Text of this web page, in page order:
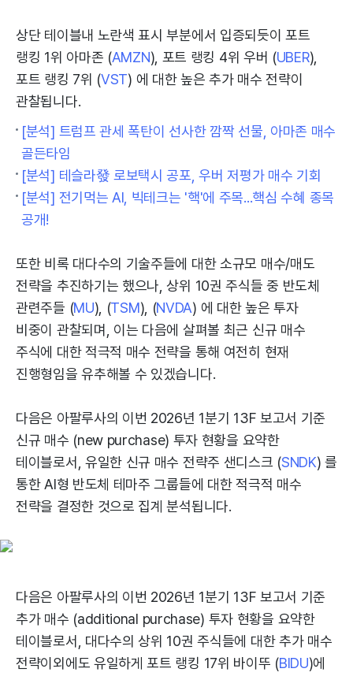
상단 테이블내 노란색 표시 부분에서 입증되듯이 포트
랭킹 1위 아마존 (AMZN), 포트 랭킹 4위 우버 (UBER),
포트 랭킹 7위 (VST) 에 대한 높은 추가 매수 전략이
관찰됩니다.
[분석] 트럼프 관세 폭탄이 선사한 깜짝 선물, 아마존 매수
골든타임
[분석] 테슬라發 로보택시 공포, 우버 저평가 매수 기회
[분석] 전기먹는 AI, 빅테크는 '핵'에 주목...핵심 수혜 종목
공개!
또한 비록 대다수의 기술주들에 대한 소규모 매수/매도
전략을 추진하기는 했으나, 상위 10권 주식들 중 반도체
관련주들 (MU), (TSM), (NVDA) 에 대한 높은 투자
비중이 관찰되며, 이는 다음에 살펴볼 최근 신규 매수
주식에 대한 적극적 매수 전략을 통해 여전히 현재
진행형임을 유추해볼 수 있겠습니다.
다음은 아팔루사의 이번 2026년 1분기 13F 보고서 기준
신규 매수 (new purchase) 투자 현황을 요약한
테이블로서, 유일한 신규 매수 전략주 샌디스크 (SNDK) 를
통한 AI형 반도체 테마주 그룹들에 대한 적극적 매수
전략을 결정한 것으로 집계 분석됩니다.
다음은 아팔루사의 이번 2026년 1분기 13F 보고서 기준
추가 매수 (additional purchase) 투자 현황을 요약한
테이블로서, 대다수의 상위 10권 주식들에 대한 추가 매수
전략이외에도 유일하게 포트 랭킹 17위 바이뚜 (BIDU)에